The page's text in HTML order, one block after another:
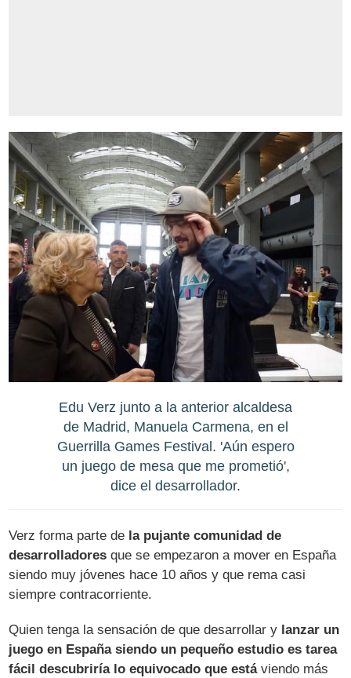
Edu Verz junto a la anterior alcaldesa
de Madrid, Manuela Carmena, en el
Guerrilla Games Festival. 'Aún espero
un juego de mesa que me prometió',
dice el desarrollador.
Verz forma parte de la pujante comunidad de
desarrolladores que se empezaron a mover en España
siendo muy jóvenes hace 10 años y que rema casi
siempre contracorriente.
Quien tenga la sensación de que desarrollar y lanzar un
juego en España siendo un pequeño estudio es tarea
fácil descubriría lo equivocado que estáviendo más